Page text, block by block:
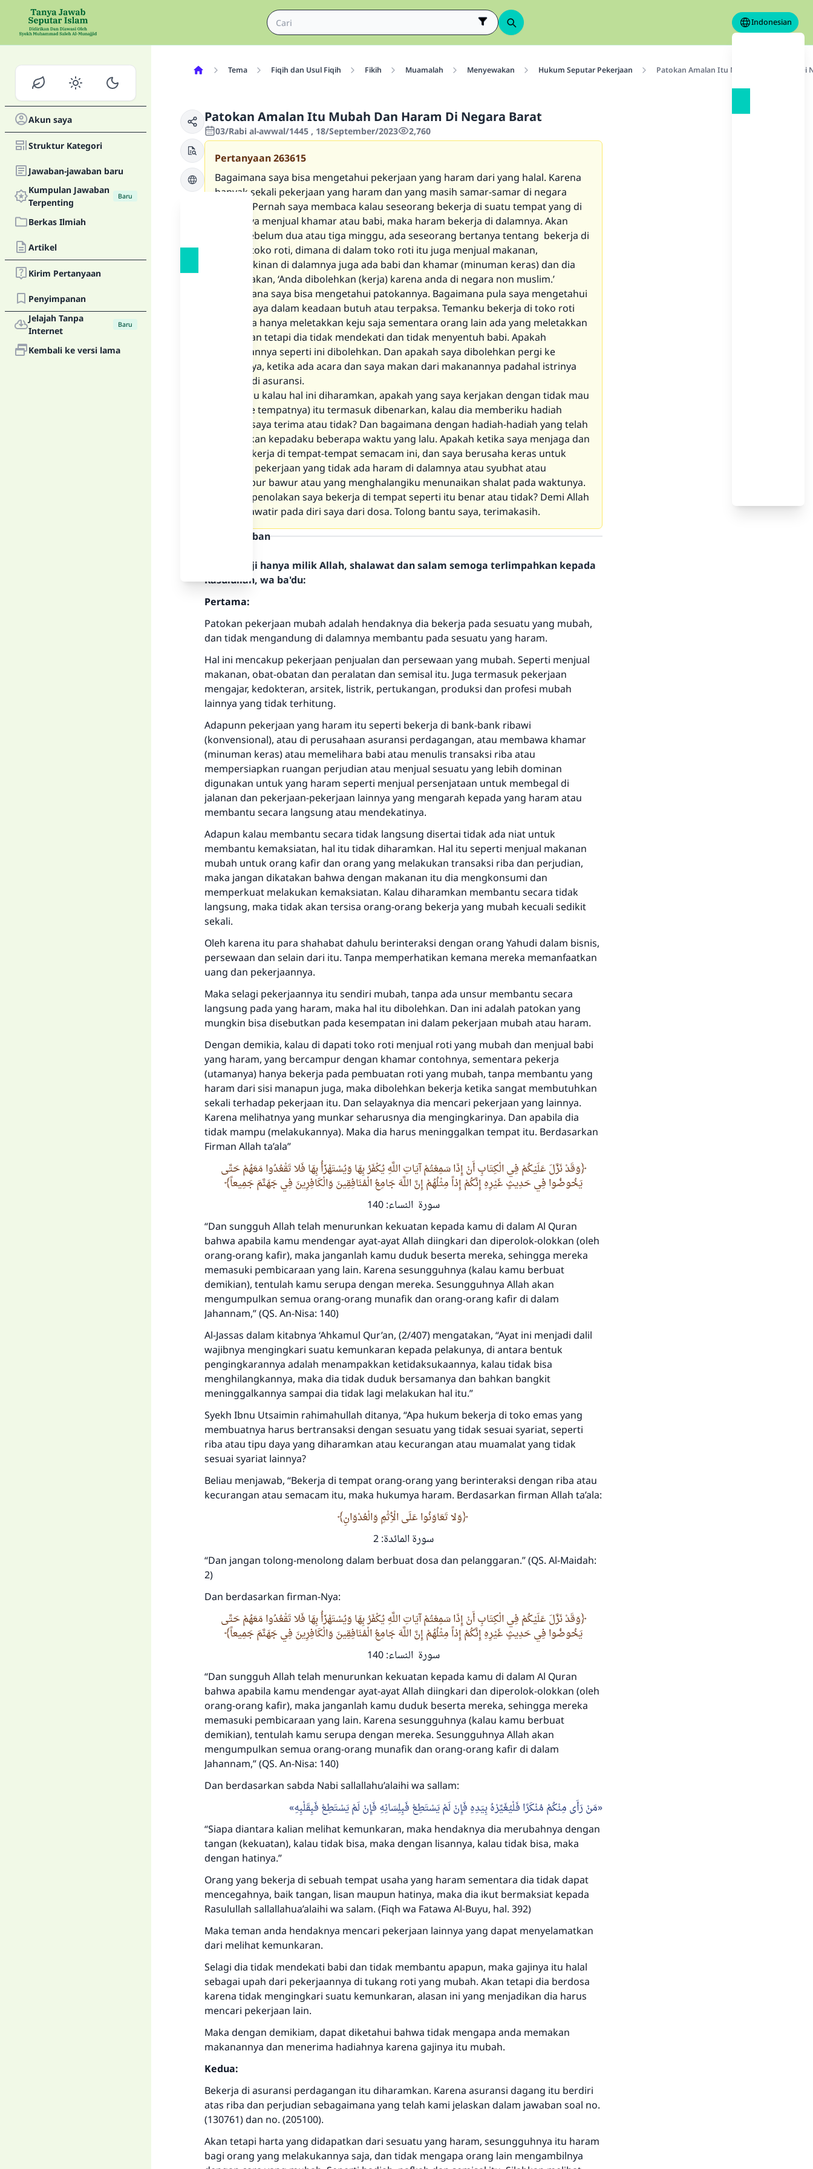
Indonesian
Akun saya
Struktur Kategori
Jawaban-jawaban baru
Kumpulan Jawaban
Terpenting
Baru
Berkas Ilmiah
Artikel
Kirim Pertanyaan
Penyimpanan
Jelajah Tanpa
Internet
Baru
Kembali ke versi lama
Tema Fiqih dan Usul Fiqih Fikih Muamalah Menyewakan Hukum Seputar Pekerjaan Patokan Amalan Itu Mubah Dan Haram Di
Patokan Amalan Itu Mubah Dan Haram Di Negara Barat
03/Rabi al-awwal/1445 , 18/September/2023 2,760
Pertanyaan263615
Bagaimana saya bisa mengetahui pekerjaan yang haram dari yang halal. Karena
banyak sekali pekerjaan yang haram dan yang masih samar-samar di negara
Jerman. Pernah saya membaca kalau seseorang bekerja di suatu tempat yang di
dalamnya menjual khamar atau babi, maka haram bekerja di dalamnya. Akan
tetapi sebelum dua atau tiga minggu, ada seseorang bertanya tentang bekerja di
tempat toko roti, dimana di dalam toko roti itu juga menjual makanan,
kemungkinan di dalamnya juga ada babi dan khamar (minuman keras) dan dia
mengatakan, ‘Anda dibolehkan (kerja) karena anda di negara non muslim.’
Bagaimana saya bisa mengetahui patokannya. Bagaimana pula saya mengetahui
bahwa saya dalam keadaan butuh atau terpaksa. Temanku bekerja di toko roti
tugasnya hanya meletakkan keju saja sementara orang lain ada yang meletakkan
babi, akan tetapi dia tidak mendekati dan tidak menyentuh babi. Apakah
pekerjaannya seperti ini dibolehkan. Dan apakah saya dibolehkan pergi ke
rumahnya, ketika ada acara dan saya makan dari makanannya padahal istrinya
bekerja di asuransi.
Saya tahu kalau hal ini diharamkan, apakah yang saya kerjakan dengan tidak mau
pergi (ke tempatnya) itu termasuk dibenarkan, kalau dia memberiku hadiah
apakah saya terima atau tidak? Dan bagaimana dengan hadiah-hadiah yang telah
dia berikan kepadaku beberapa waktu yang lalu. Apakah ketika saya menjaga dan
tidak bekerja di tempat-tempat semacam ini, dan saya berusaha keras untuk
mencari pekerjaan yang tidak ada haram di dalamnya atau syubhat atau
bercampur bawur atau yang menghalangiku menunaikan shalat pada waktunya.
Apakah penolakan saya bekerja di tempat seperti itu benar atau tidak? Demi Allah
saya khawatir pada diri saya dari dosa. Tolong bantu saya, terimakasih.
Teks Jawaban
Segala puji hanya milik Allah, shalawat dan salam semoga terlimpahkan kepada
Rasulullah, wa ba'du:
Pertama:
Patokan pekerjaan mubah adalah hendaknya dia bekerja pada sesuatu yang mubah,
dan tidak mengandung di dalamnya membantu pada sesuatu yang haram.
Hal ini mencakup pekerjaan penjualan dan persewaan yang mubah. Seperti menjual
makanan, obat-obatan dan peralatan dan semisal itu. Juga termasuk pekerjaan
mengajar, kedokteran, arsitek, listrik, pertukangan, produksi dan profesi mubah
lainnya yang tidak terhitung.
Adapunn pekerjaan yang haram itu seperti bekerja di bank-bank ribawi
(konvensional), atau di perusahaan asuransi perdagangan, atau membawa khamar
(minuman keras) atau memelihara babi atau menulis transaksi riba atau
mempersiapkan ruangan perjudian atau menjual sesuatu yang lebih dominan
digunakan untuk yang haram seperti menjual persenjataan untuk membegal di
jalanan dan pekerjaan-pekerjaan lainnya yang mengarah kepada yang haram atau
membantu secara langsung atau mendekatinya.
Adapun kalau membantu secara tidak langsung disertai tidak ada niat untuk
membantu kemaksiatan, hal itu tidak diharamkan. Hal itu seperti menjual makanan
mubah untuk orang kafir dan orang yang melakukan transaksi riba dan perjudian,
maka jangan dikatakan bahwa dengan makanan itu dia mengkonsumi dan
memperkuat melakukan kemaksiatan. Kalau diharamkan membantu secara tidak
langsung, maka tidak akan tersisa orang-orang bekerja yang mubah kecuali sedikit
sekali.
Oleh karena itu para shahabat dahulu berinteraksi dengan orang Yahudi dalam bisnis,
persewaan dan selain dari itu. Tanpa memperhatikan kemana mereka memanfaatkan
uang dan pekerjaannya.
Maka selagi pekerjaannya itu sendiri mubah, tanpa ada unsur membantu secara
langsung pada yang haram, maka hal itu dibolehkan. Dan ini adalah patokan yang
mungkin bisa disebutkan pada kesempatan ini dalam pekerjaan mubah atau haram.
Dengan demikia, kalau di dapati toko roti menjual roti yang mubah dan menjual babi
yang haram, yang bercampur dengan khamar contohnya, sementara pekerja
(utamanya) hanya bekerja pada pembuatan roti yang mubah, tanpa membantu yang
haram dari sisi manapun juga, maka dibolehkan bekerja ketika sangat membutuhkan
sekali terhadap pekerjaan itu. Dan selayaknya dia mencari pekerjaan yang lainnya.
Karena melihatnya yang munkar seharusnya dia mengingkarinya. Dan apabila dia
tidak mampu (melakukannya). Maka dia harus meninggalkan tempat itu. Berdasarkan
Firman Allah ta’ala”
وَقَدْ نَزَّلَ عَلَيْكُمْ فِي الْكِتَابِ أَنْ إِذَا سَمِعْتُمْ آيَاتِ اللَّهِ يُكْفَرُ بِهَا وَيُسْتَهْزَأُ بِهَا فَلا تَقْعُدُوا مَعَهُمْ حَتَّى
يَخُوضُوا فِي حَدِيثٍ غَيْرِهِ إِنَّكُمْ إِذاً مِثْلُهُمْ إِنَّ اللَّهَ جَامِعُ الْمُنَافِقِينَ وَالْكَافِرِينَ فِي جَهَنَّمَ جَمِيعاً
سورة النساء: 140
“Dan sungguh Allah telah menurunkan kekuatan kepada kamu di dalam Al Quran
bahwa apabila kamu mendengar ayat-ayat Allah diingkari dan diperolok-olokkan (oleh
orang-orang kafir), maka janganlah kamu duduk beserta mereka, sehingga mereka
memasuki pembicaraan yang lain. Karena sesungguhnya (kalau kamu berbuat
demikian), tentulah kamu serupa dengan mereka. Sesungguhnya Allah akan
mengumpulkan semua orang-orang munafik dan orang-orang kafir di dalam
Jahannam,” (QS. An-Nisa: 140)
Al-Jassas dalam kitabnya ‘Ahkamul Qur’an, (2/407) mengatakan, “Ayat ini menjadi dalil
wajibnya mengingkari suatu kemunkaran kepada pelakunya, di antara bentuk
pengingkarannya adalah menampakkan ketidaksukaannya, kalau tidak bisa
menghilangkannya, maka dia tidak duduk bersamanya dan bahkan bangkit
meninggalkannya sampai dia tidak lagi melakukan hal itu.”
Syekh Ibnu Utsaimin rahimahullah ditanya, “Apa hukum bekerja di toko emas yang
membuatnya harus bertransaksi dengan sesuatu yang tidak sesuai syariat, seperti
riba atau tipu daya yang diharamkan atau kecurangan atau muamalat yang tidak
sesuai syariat lainnya?
Beliau menjawab, “Bekerja di tempat orang-orang yang berinteraksi dengan riba atau
kecurangan atau semacam itu, maka hukumya haram. Berdasarkan firman Allah ta’ala:
وَلا تَعَاوَنُوا عَلَى الْأِثْمِ وَالْعُدْوَانِ
سورة المائدة: 2
“Dan jangan tolong-menolong dalam berbuat dosa dan pelanggaran.” (QS. Al-Maidah:
2)
Dan berdasarkan firman-Nya:
وَقَدْ نَزَّلَ عَلَيْكُمْ فِي الْكِتَابِ أَنْ إِذَا سَمِعْتُمْ آيَاتِ اللَّهِ يُكْفَرُ بِهَا وَيُسْتَهْزَأُ بِهَا فَلا تَقْعُدُوا مَعَهُمْ حَتَّى
يَخُوضُوا فِي حَدِيثٍ غَيْرِهِ إِنَّكُمْ إِذاً مِثْلُهُمْ إِنَّ اللَّهَ جَامِعُ الْمُنَافِقِينَ وَالْكَافِرِينَ فِي جَهَنَّمَ جَمِيعاً
سورة النساء: 140
“Dan sungguh Allah telah menurunkan kekuatan kepada kamu di dalam Al Quran
bahwa apabila kamu mendengar ayat-ayat Allah diingkari dan diperolok-olokkan (oleh
orang-orang kafir), maka janganlah kamu duduk beserta mereka, sehingga mereka
memasuki pembicaraan yang lain. Karena sesungguhnya (kalau kamu berbuat
demikian), tentulah kamu serupa dengan mereka. Sesungguhnya Allah akan
mengumpulkan semua orang-orang munafik dan orang-orang kafir di dalam
Jahannam,” (QS. An-Nisa: 140)
Dan berdasarkan sabda Nabi sallallahu’alaihi wa sallam:
مَنْ رَأَى مِنْكُمْ مُنْكَرًا فَلْيُغَيِّرْهُ بِيَدِهِ فَإِنْ لَمْ يَسْتَطِعْ فَبِلِسَانِهِ فَإِنْ لَمْ يَسْتَطِعْ فَبِقَلْبِهِ
“Siapa diantara kalian melihat kemunkaran, maka hendaknya dia merubahnya dengan
tangan (kekuatan), kalau tidak bisa, maka dengan lisannya, kalau tidak bisa, maka
dengan hatinya.”
Orang yang bekerja di sebuah tempat usaha yang haram sementara dia tidak dapat
mencegahnya, baik tangan, lisan maupun hatinya, maka dia ikut bermaksiat kepada
Rasulullah sallallahua’alaihi wa salam. (Fiqh wa Fatawa Al-Buyu, hal. 392)
Maka teman anda hendaknya mencari pekerjaan lainnya yang dapat menyelamatkan
dari melihat kemunkaran.
Selagi dia tidak mendekati babi dan tidak membantu apapun, maka gajinya itu halal
sebagai upah dari pekerjaannya di tukang roti yang mubah. Akan tetapi dia berdosa
karena tidak mengingkari suatu kemunkaran, alasan ini yang menjadikan dia harus
mencari pekerjaan lain.
Maka dengan demikiam, dapat diketahui bahwa tidak mengapa anda memakan
makanannya dan menerima hadiahnya karena gajinya itu mubah.
Kedua:
Bekerja di asuransi perdagangan itu diharamkan. Karena asuransi dagang itu berdiri
atas riba dan perjudian sebagaimana yang telah kami jelaskan dalam jawaban soal no.
(130761) dan no. (205100).
Akan tetapi harta yang didapatkan dari sesuatu yang haram, sesungguhnya itu haram
bagi orang yang melakukannya saja, dan tidak mengapa orang lain mengambilnya
Jawaban no. 110845 menyelamatkan
pernikahan.
Bantu kami dalam memberikan jawaban untuk umat
Rasulullah ﷺ bersabda
"Siapa yang menunjukkan suatu kebaikan, meka dia akan
mendapatkan pahala yang sama dengan orang yang
melakukannya"
MUSLIM, 1893
Saham